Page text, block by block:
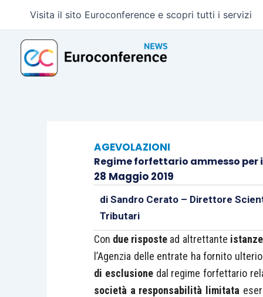
contenuto
Visita il sito Euroconference e scopri tutti i servizi
AGEVOLAZIONI
Regime forfettario ammesso per
28 Maggio 2019
di Sandro Cerato – Direttore
Tributari
Con due risposte ad altrettante
l’Agenzia delle entrate ha fornito
di esclusionedal regime forfettario
società a responsabilità limitata